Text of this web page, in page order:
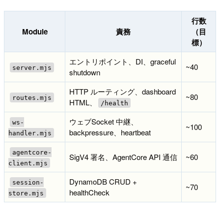
Module 責務
行数
（目
標）
server.mjs
エントリポイント、DI、graceful
shutdown
~40
routes.mjs
HTTP ルーティング、dashboard
HTML、
/health
~80
ws-
handler.mjs
ウェブSocket 中継、
backpressure、heartbeat
~100
agentcore-
client.mjs
SigV4 署名、AgentCore API 通信 ~60
session-
store.mjs
DynamoDB CRUD +
healthCheck
~70